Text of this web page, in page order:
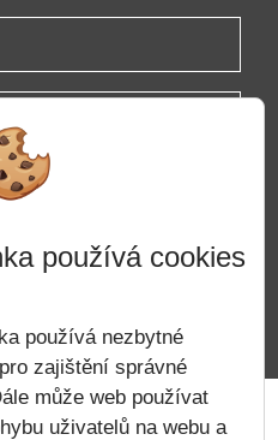
Mapa webu Cookies
používá cookies
používá nezbytné
zajištění správné
může web používat
uživatelů na webu a